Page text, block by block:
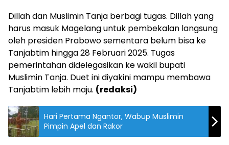
Dillah dan Muslimin Tanja berbagi tugas. Dillah yang
harus masuk Magelang untuk pembekalan langsung
oleh presiden Prabowo sementara belum bisa ke
Tanjabtim hingga 28 Februari 2025. Tugas
pemerintahan didelegasikan ke wakil bupati
Muslimin Tanja. Duet ini diyakini mampu membawa
Tanjabtim lebih maju. (redaksi)
Hari Pertama Ngantor, Wabup Muslimin
Pimpin Apel dan Rakor